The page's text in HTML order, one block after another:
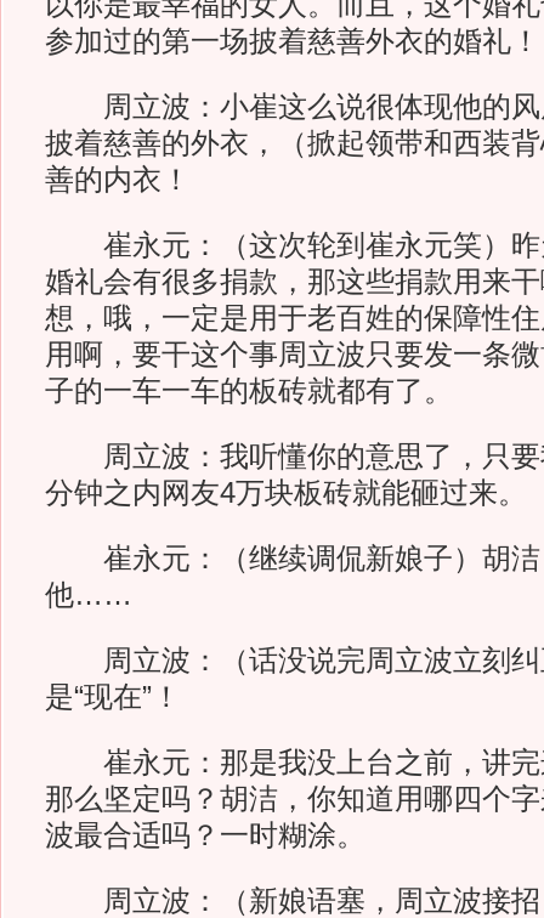
参加过的第一场披着慈善外衣的婚礼
周立波：小崔这么说很体现他的风
披着慈善的外衣，（掀起领带和西装
善的内衣！
崔永元：（这次轮到崔永元笑）昨
婚礼会有很多捐款，那这些捐款用来
想，哦，一定是用于老百姓的保障性
用啊，要干这个事周立波只要发一条
子的一车一车的板砖就都有了。
周立波：我听懂你的意思了，只要
分钟之内网友4万块板砖就能砸过来。
崔永元：（继续调侃新娘子）胡洁
他……
周立波：（话没说完周立波立刻纠
是“现在”！
崔永元：那是我没上台之前，讲完
那么坚定吗？胡洁，你知道用哪四个
波最合适吗？一时糊涂。
周立波：（新娘语塞，周立波接招